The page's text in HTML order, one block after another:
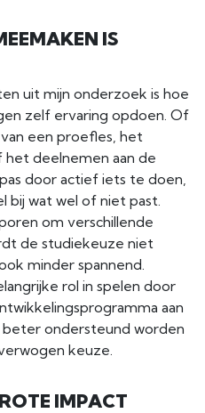
IS
uit mijn onderzoek is hoe
zelf ervaring opdoen. Of
een proefles, het
deelnemen aan de
door actief iets te doen,
bij wat wel of niet past.
om verschillende
de studiekeuze niet
minder spannend.
rol in spelen door
aan
ondersteund worden
keuze.
IMPACT